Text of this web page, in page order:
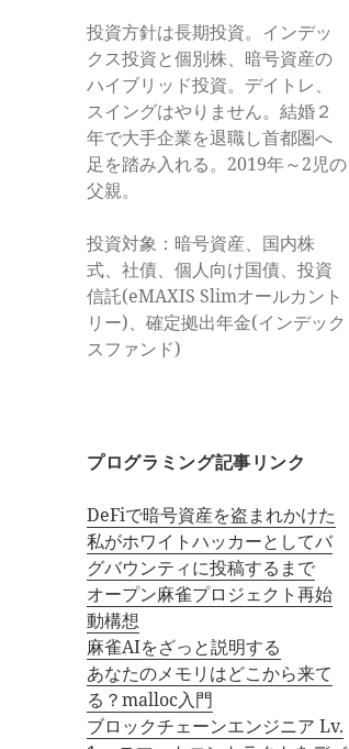
投資方針は長期投資。インデッ
クス投資と個別株、暗号資産の
ハイブリッド投資。デイトレ、
スイングはやりません。結婚２
年で大手企業を退職し首都圏へ
足を踏み入れる。2019年～2児の
父親。
投資対象：暗号資産、国内株
式、社債、個人向け国債、投資
信託(eMAXIS Slimオールカント
リー)、確定拠出年金(インデック
スファンド)
プログラミング記事リンク
DeFiで暗号資産を盗まれかけた
私がホワイトハッカーとしてバ
グバウンティに投稿するまで
オープン麻雀プロジェクト再始
動構想
麻雀AIをざっと説明する
あなたのメモリはどこから来て
る？malloc入門
ブロックチェーンエンジニア Lv.